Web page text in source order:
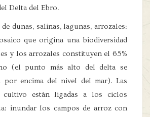
Delta del Ebro.
dunas, salinas, lagunas, arrozales:
que origina una biodiversidad
y los arrozales constituyen el 65%
(el punto más alto del delta se
por encima del nivel del mar). Las
cultivo están ligadas a los ciclos
inundar los campos de arroz con